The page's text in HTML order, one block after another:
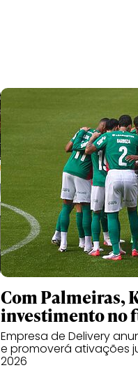
Com Palmeiras,
investimento no
Empresa de Delivery
e promoverá ativações
2026